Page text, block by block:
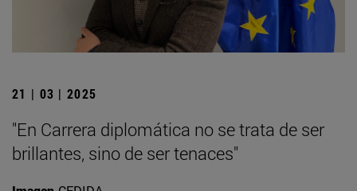
21 | 03 | 2025
"En Carrera diplomática no se trata de ser
brillantes, sino de ser tenaces"